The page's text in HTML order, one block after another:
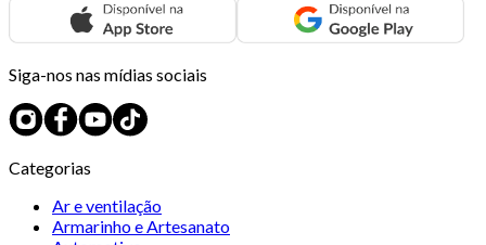
Siga-nos nas mídias sociais
Categorias
Ar e ventilação
Armarinho e Artesanato